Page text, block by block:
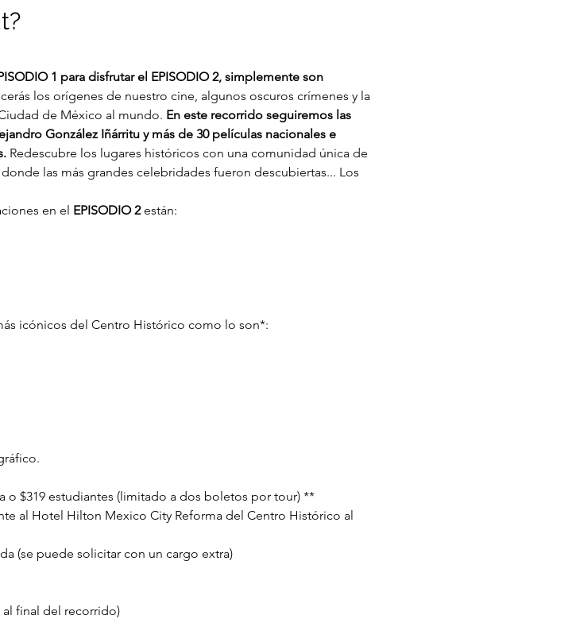
1 para disfrutar el EPISODIO 2, simplemente son
los orígenes de nuestro cine, algunos oscuros crímenes y la
de México al mundo. En este recorrido seguiremos las
González Iñárritu y más de 30 películas nacionales e
Redescubre los lugares históricos con una comunidad única de
las más grandes celebridades fueron descubiertas... Los
en el EPISODIO 2 están:
icónicos del Centro Histórico como lo son*:
o $319 estudiantes (limitado a dos boletos por tour) **
al Hotel Hilton Mexico City Reforma del Centro Histórico al
(se puede solicitar con un cargo extra)
final del recorrido)